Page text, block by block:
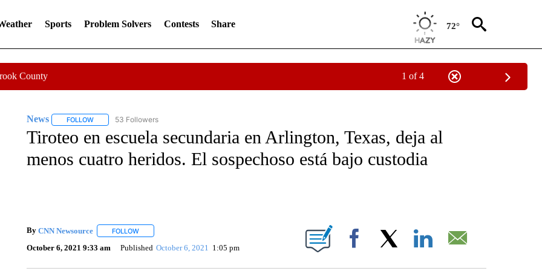
Sports Problem Solvers Contests Share 72°
County 1 of 4
News FOLLOWFOLLOW "NEWS" TO RECEIVE NOTIFICATIONS ABOUT NEW PAGES ON "NEWS".
53 Followers
Tiroteo en escuela secundaria en Arlington, Texas, deja al
menos cuatro heridos. El sospechoso está bajo custodia
By CNN Newsource FOLLOWFOLLOW "" TO RECEIVE NOTIFICATIONS ABOUT NEW PAGES ON "".
October 6, 2021 9:33 am Published October 6, 2021 1:05 pm Facebook